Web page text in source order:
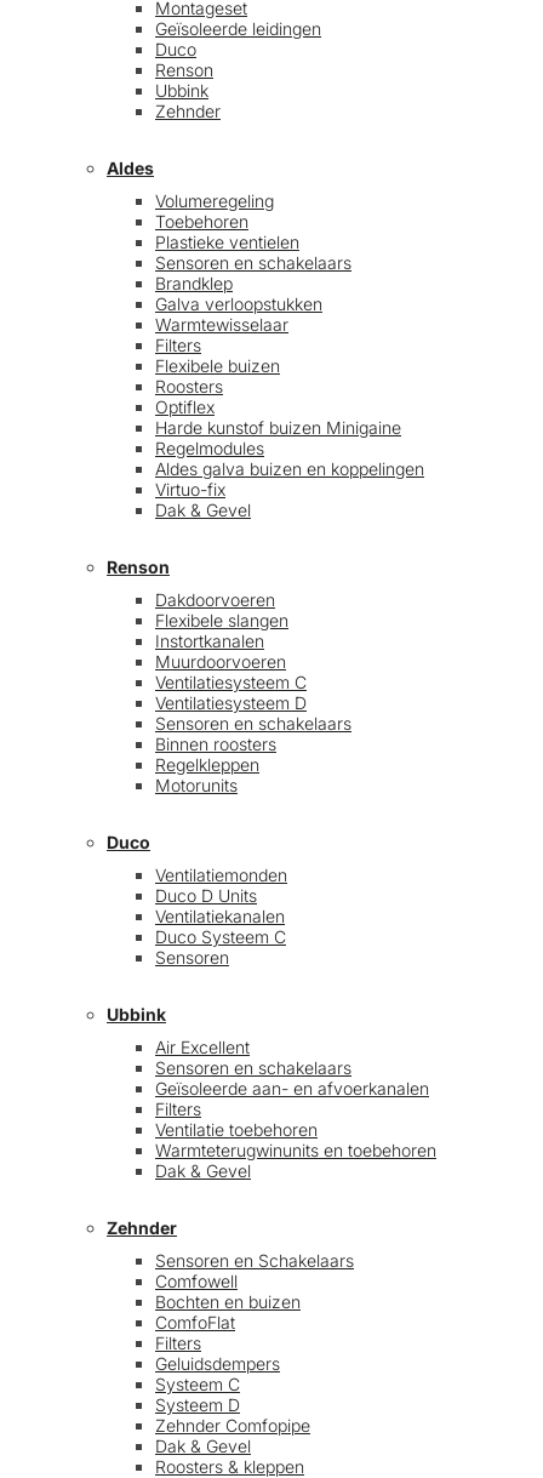
Montageset
Geïsoleerde leidingen
Duco
Renson
Ubbink
Zehnder
Aldes
Volumeregeling
Toebehoren
Plastieke ventielen
Sensoren en schakelaars
Brandklep
Galva verloopstukken
Warmtewisselaar
Filters
Flexibele buizen
Roosters
Optiflex
Harde kunstof buizen Minigaine
Regelmodules
Aldes galva buizen en koppelingen
Virtuo-fix
Dak & Gevel
Renson
Dakdoorvoeren
Flexibele slangen
Instortkanalen
Muurdoorvoeren
Ventilatiesysteem C
Ventilatiesysteem D
Sensoren en schakelaars
Binnen roosters
Regelkleppen
Motorunits
Duco
Ventilatiemonden
Duco D Units
Ventilatiekanalen
Duco Systeem C
Sensoren
Ubbink
Air Excellent
Sensoren en schakelaars
Geïsoleerde aan- en afvoerkanalen
Filters
Ventilatie toebehoren
Warmteterugwinunits en toebehoren
Dak & Gevel
Zehnder
Sensoren en Schakelaars
Comfowell
Bochten en buizen
ComfoFlat
Filters
Geluidsdempers
Systeem C
Systeem D
Zehnder Comfopipe
Dak & Gevel
Roosters & kleppen